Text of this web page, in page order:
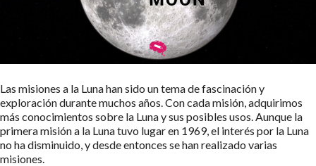
Las misiones a la Luna han sido un tema de fascinación y
exploración durante muchos años. Con cada misión, adquirimos
más conocimientos sobre la Luna y sus posibles usos. Aunque la
primera misión a la Luna tuvo lugar en 1969, el interés por la Luna
no ha disminuido, y desde entonces se han realizado varias
misiones.